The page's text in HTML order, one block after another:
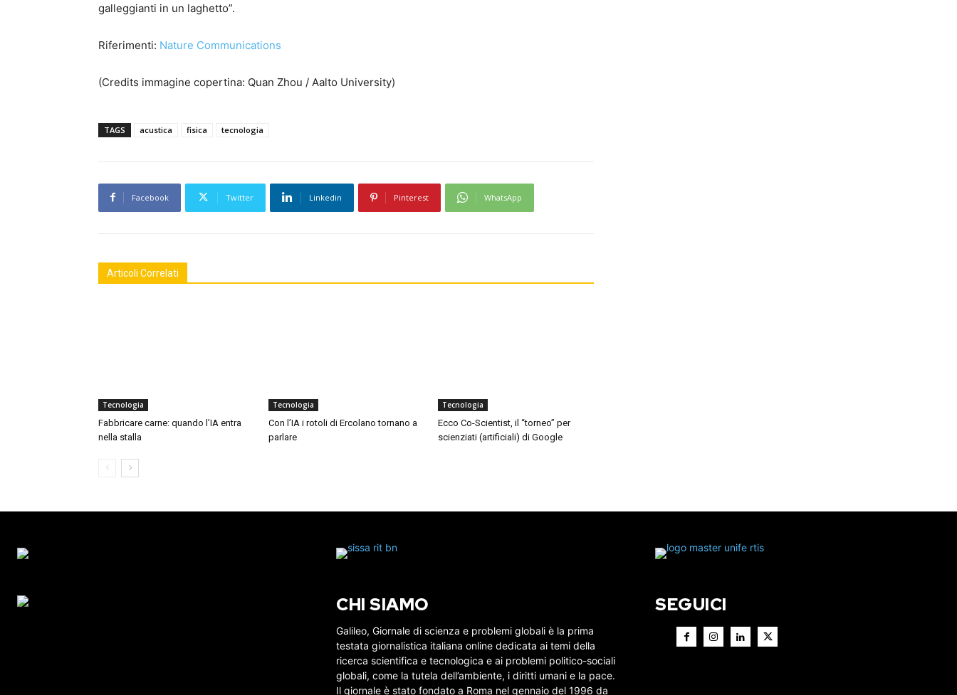
galleggianti in un laghetto”.
Riferimenti: Nature Communications
(Credits immagine copertina: Quan Zhou / Aalto University)
TAGS acustica fisica tecnologia
Facebook Twitter Linkedin Pinterest WhatsApp
Articoli Correlati
Tecnologia
Fabbricare carne: quando l’IA entra
nella stalla
Tecnologia
Con l’IA i rotoli di Ercolano tornano a
parlare
Tecnologia
Ecco Co-Scientist, il “torneo” per
scienziati (artificiali) di Google
CHI SIAMO
Galileo, Giornale di scienza e problemi globali è la prima
testata giornalistica italiana online dedicata ai temi della
ricerca scientifica e tecnologica e ai problemi politico-sociali
globali, come la tutela dell’ambiente, i diritti umani e la pace.
Il giornale è stato fondato a Roma nel gennaio del 1996 da
SEGUICI